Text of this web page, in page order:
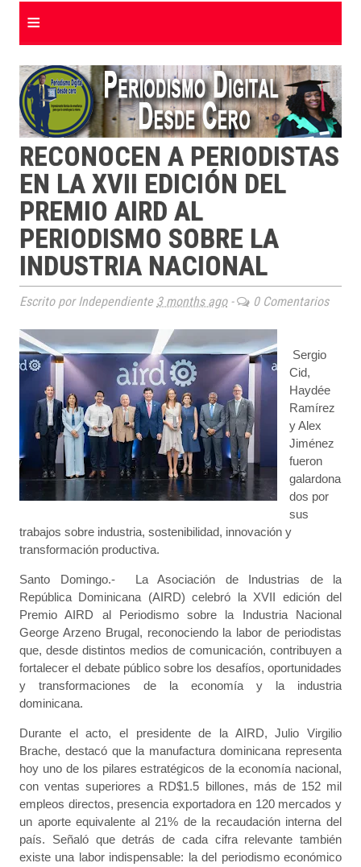
≡
RECONOCEN A PERIODISTAS
EN LA XVII EDICIÓN DEL
PREMIO AIRD AL
PERIODISMO SOBRE LA
INDUSTRIA NACIONAL
Escrito por Independiente 3 months ago- 0 Comentarios
Sergio
Cid,
Haydée
Ramírez
y Alex
Jiménez
fueron
galardona
dos por
sus
trabajos sobre industria, sostenibilidad, innovación y
transformación productiva.
Santo Domingo.- La Asociación de Industrias de la
República Dominicana (AIRD) celebró la XVII edición del
Premio AIRD al Periodismo sobre la Industria Nacional
George Arzeno Brugal, reconociendo la labor de periodistas
que, desde distintos medios de comunicación, contribuyen a
fortalecer el debate público sobre los desafíos, oportunidades
y transformaciones de la economía y la industria
dominicana.
Durante el acto, el presidente de la AIRD, Julio Virgilio
Brache, destacó que la manufactura dominicana representa
hoy uno de los pilares estratégicos de la economía nacional,
con ventas superiores a RD$1.5 billones, más de 152 mil
empleos directos, presencia exportadora en 120 mercados y
un aporte equivalente al 21% de la recaudación interna del
país. Señaló que detrás de cada cifra relevante también
existe una labor indispensable: la del periodismo económico